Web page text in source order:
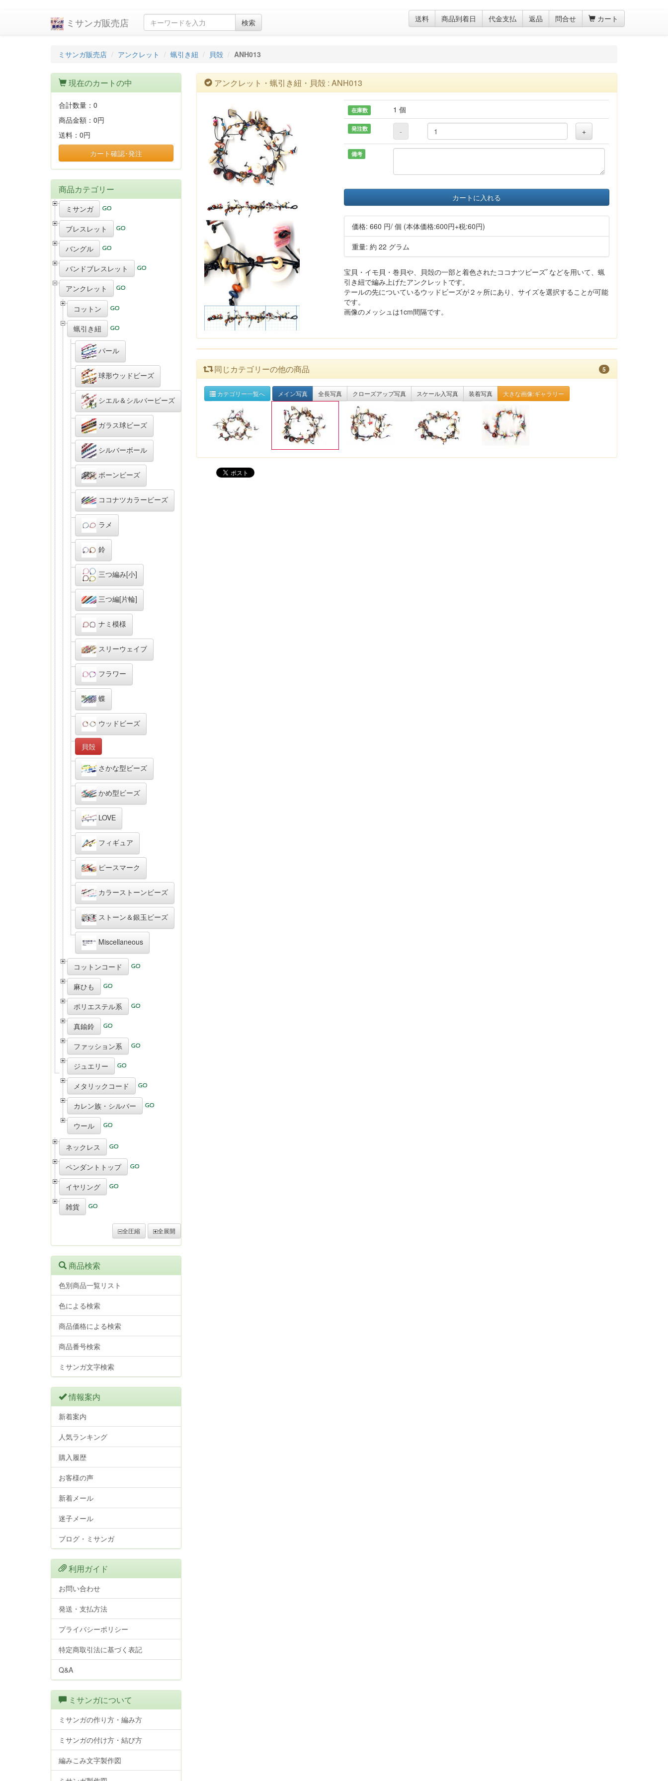
ミサンガ販売店 検索 送料 商品到着日 代金支払 返品 問合せ カート
ミサンガ販売店 アンクレット 蝋引き紐 貝殻 ANH013
アンクレット・蝋引き紐・貝殻 : ANH013
在庫数 1 個
発注数 - +
備考
カートに入れる
価格:660 円/ 個 (本体価格:600円+税:60円)
重量: 約 22 グラム
宝貝・イモ貝・巻貝や、貝殻の一部と着色されたココナツビーズﾞなどを用いて、蝋
引き紐で編み上げたアンクレットです。
テールの先についているウッドビーズが２ヶ所にあり、サイズを選択することが可能
です。
画像のメッシュは1cm間隔です。
同じカテゴリーの他の商品 5
カテゴリー一覧へ メイン写真 全長写真 クローズアップ写真 スケール入写真 装着写真 大きな画像:ギャラリー
現在のカートの中
合計数量： 0
商品金額： 0円
送料： 0円
カート確認･発注
商品カテゴリー
ミサンガ
ブレスレット
バングル
バンドブレスレット
アンクレット
コットン
蝋引き紐
パール
球形ウッドビーズ
シエル＆シルバービーズ
ガラス球ビーズ
シルバーボール
ボーンビーズ
ココナツカラービーズ
ラメ
鈴
三つ編み[小]
三つ編[片輪]
ナミ模様
スリーウェイブ
フラワー
蝶
ウッドビーズ
貝殻
さかな型ビーズ
かめ型ビーズ
LOVE
フィギュア
ピースマーク
カラーストーンビーズ
ストーン＆銀玉ビーズ
Miscellaneous
コットンコード
麻ひも
ポリエステル系
真鍮鈴
ファッション系
ジュエリー
メタリックコード
カレン族・シルバー
ウール
ネックレス
ペンダントトップ
イヤリング
雑貨
全圧縮 全展開
商品検索
色別商品一覧リスト
色による検索
商品価格による検索
商品番号検索
ミサンガ文字検索
情報案内
新着案内
人気ランキング
購入履歴
お客様の声
新着メール
迷子メール
ブログ・ミサンガ
利用ガイド
お問い合わせ
発送・支払方法
プライバシーポリシー
特定商取引法に基づく表記
Q&A
ミサンガについて
ミサンガの作り方・編み方
ミサンガの付け方・結び方
編みこみ文字製作図